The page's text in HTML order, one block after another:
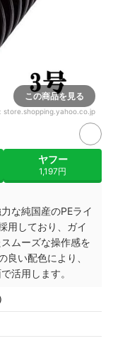
この商品を見る
store.shopping.yahoo.co.jp
ヤフー
1,197円
な純国産のPEライ
用しており、ガイ
ムーズな操作感を
い配色により、
活用します。